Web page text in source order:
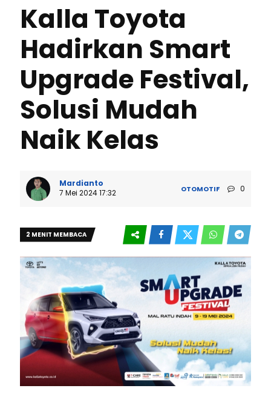
Kalla Toyota
Hadirkan Smart
Upgrade Festival,
Solusi Mudah
Naik Kelas
Mardianto
7 Mei 2024 17:32
OTOMOTIF 0
2 MENIT MEMBACA